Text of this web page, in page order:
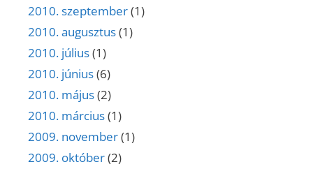
2010. szeptember(1)
2010. augusztus(1)
2010. július(1)
2010. június(6)
2010. május(2)
2010. március(1)
2009. november(1)
2009. október(2)